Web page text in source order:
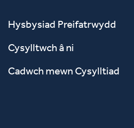
Hysbysiad Preifatrwydd
Cysylltwch â ni
Cadwch mewn Cysylltiad